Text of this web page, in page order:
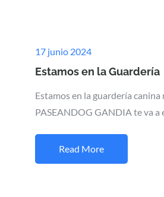
Posted
on
17 junio 2024
Estamos en la Guardería
Estamos en la guardería
PASEANDOG GANDIA te va a
Read More